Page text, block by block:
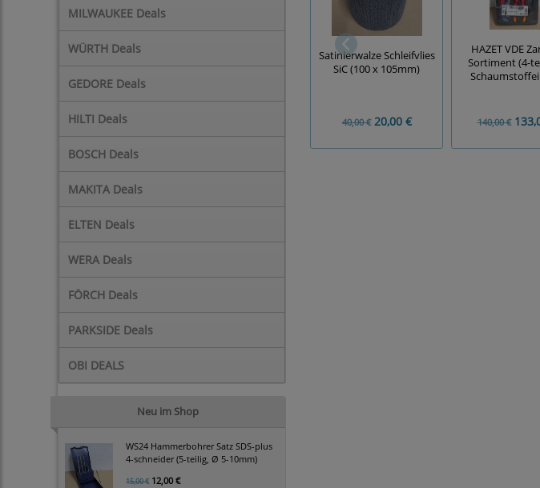
MILWAUKEE Deals
WÜRTH Deals
GEDORE Deals
HILTI Deals
BOSCH Deals
MAKITA Deals
ELTEN Deals
WERA Deals
FÖRCH Deals
PARKSIDE Deals
OBI DEALS
Neu im Shop
WS24 Hammerbohrer Satz SDS-plus
4-schneider (5-teilig, Ø 5-10mm)
15,00 € 12,00 €
Satinierwalze Schleifvlies
SiC (100 x 105mm)
40,00 €20,00 €
HAZET VDE
Sortiment (4-
140,00 €